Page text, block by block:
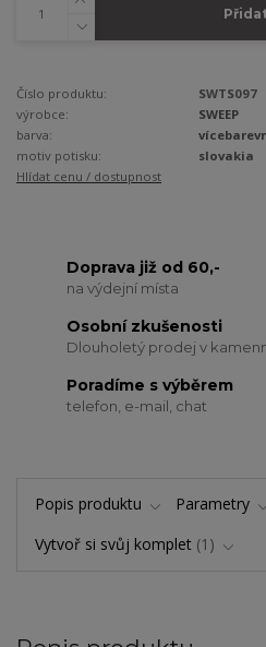
Číslo produktu:
SWTS097
výrobce:
SWEEP
barva:
motiv potisku:
slovakia
Hlídat cenu / dostupnost
Doprava již od 60,-
na výdejní místa
Osobní zkušenosti
Dlouholetý prodej v
Poradíme s výběrem
telefon, e-mail, chat
Popis produktu Parametry
Vytvoř si svůj komplet 1